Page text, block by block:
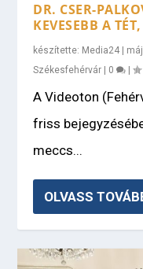
DR. CSER-
KEVESEBB A
készítette: Media24
Székesfehérvár
0 |
A Videoton
friss
meccs...
OLVASS